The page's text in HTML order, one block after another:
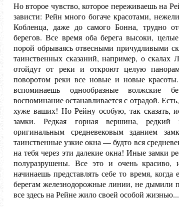
Но второе чувство, которое переживаешь на
зависти: Рейн много богаче красотами,
Кобленца, даже до самого Бонна, трудно
берегов. Все время оба берега высоки,
порой обрываясь отвесными причудливыми
таинственных сказаний, например, о скалах
отойдут от реки и откроют целую
поворотом реки все новые и новые
вспоминаешь однообразные волжские
воспоминание останавливается с отрадой.
хуже ваших! Но Рейну особую, так сказать,
замки. Редкая горная вершина,
оригинальным средневековым зданием
таинственные узкие окна — будто вся
на тебя через эти далекие окна! Иные замки
полуразрушены. Все это и очень
начинаешь представлять себе то время,
берегам железнодорожные линии, не дымили
все здесь на Рейне жило своей особой жизнью...